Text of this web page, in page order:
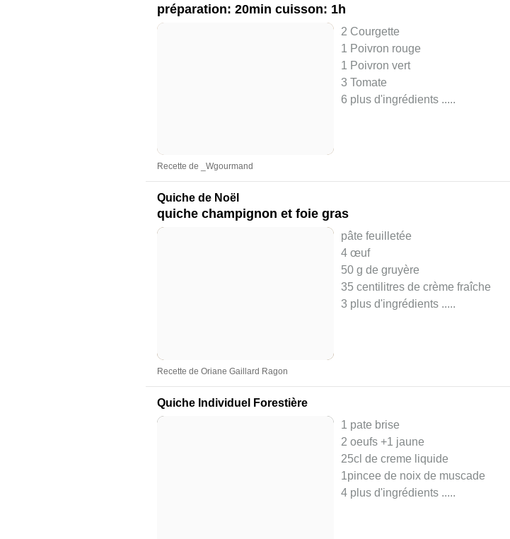
préparation: 20min cuisson: 1h
2 Courgette
1 Poivron rouge
1 Poivron vert
3 Tomate
6 plus d'ingrédients ..
Recette de _Wgourmand
Quiche de Noël
quiche champignon et foie gras
pâte feuilletée
4 œuf
50 g de gruyère
35 centilitres de crème fraîche
3 plus d'ingrédients .....
Recette de Oriane Gaillard Ragon
Quiche Individuel Forestière
1 pate brise
2 oeufs +1 jaune
25cl de creme liquide
1pincee de noix de muscade
4 plus d'ingrédients ..